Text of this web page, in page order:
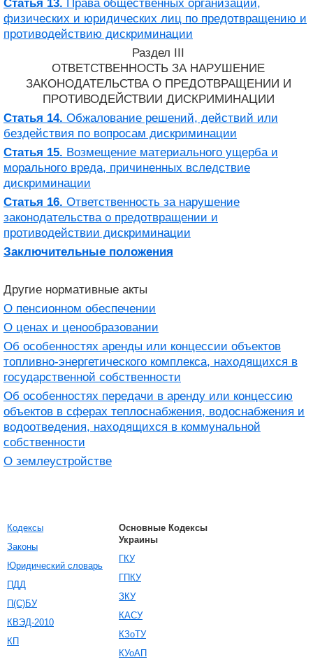
Статья 13. Права общественных организаций,
физических и юридических лиц по предотвращению и
противодействию дискриминации
Раздел III
ОТВЕТСТВЕННОСТЬ ЗА НАРУШЕНИЕ
ЗАКОНОДАТЕЛЬСТВА О ПРЕДОТВРАЩЕНИИ И
ПРОТИВОДЕЙСТВИИ ДИСКРИМИНАЦИИ
Статья 14. Обжалование решений, действий или
бездействия по вопросам дискриминации
Статья 15. Возмещение материального ущерба и
морального вреда, причиненных вследствие
дискриминации
Статья 16. Ответственность за нарушение
законодательства о предотвращении и
противодействии дискриминации
Заключительные положения
Другие нормативные акты
О пенсионном обеспечении
О ценах и ценообразовании
Об особенностях аренды или концессии объектов
топливно-энергетического комплекса, находящихся в
государственной собственности
Об особенностях передачи в аренду или концессию
объектов в сферах теплоснабжения, водоснабжения и
водоотведения, находящихся в коммунальной
собственности
О землеустройстве
Кодексы
Законы
Юридический словарь
ПДД
П(С)БУ
КВЭД-2010
КП
Основные Кодексы
Украины
ГКУ
ГПКУ
ЗКУ
КАСУ
КЗоТУ
КУоАП